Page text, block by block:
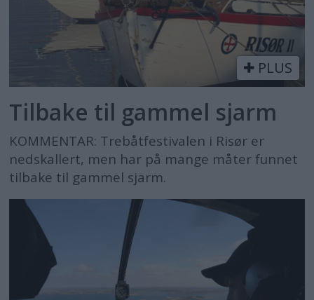
PLUS
Tilbake til gammel sjarm
KOMMENTAR: Trebåtfestivalen i Risør er
nedskallert, men har på mange måter funnet
tilbake til gammel sjarm.